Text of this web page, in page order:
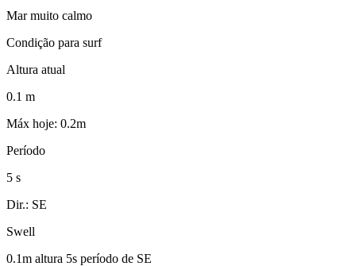
Mar muito calmo
Condição para surf
Altura atual
0.1 m
Máx hoje: 0.2m
Período
5 s
Dir.: SE
Swell
0.1m altura 5s período de SE